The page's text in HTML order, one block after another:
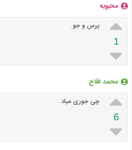
محبوبه

1

پرس و جو.
محمد فلاح

6

چی جوری میاد